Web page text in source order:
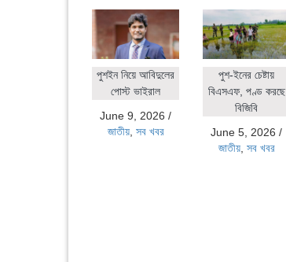
পুশইন নিয়ে আবিদুলের
পোস্ট ভাইরাল
June 9, 2026 /
জাতীয়, সব খবর
পুশ-ইনের চেষ্টায়
বিএসএফ, পণ্ড করছে
বিজিবি
June 5, 2026 /
জাতীয়, সব খবর